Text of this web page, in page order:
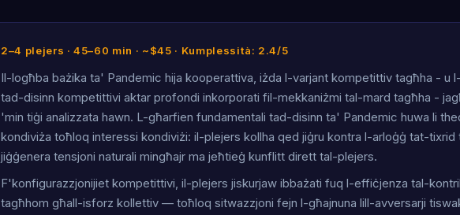
2–4 plejers · 45–60 min · ~$45 · Kumplessità: 2.4/5
Il-logħba bażika ta' Pandemic hija kooperattiva, iżda l-varjant kompetittiv tagħha - u
tad-disinn kompetittivi aktar profondi inkorporati fil-mekkaniżmi tal-mard tagħha -
'min tiġi analizzata hawn. L-għarfien fundamentali tad-disinn ta' Pandemic huwa li
kondiviża toħloq interessi kondiviżi: il-plejers kollha qed jiġru kontra l-arloġġ tat-tixrid
jiġġenera tensjoni naturali mingħajr ma jeħtieġ kunflitt dirett tal-plejers.
F'konfigurazzjonijiet kompetittivi, il-plejers jiskurjaw ibbażati fuq l-effiċjenza tal-
tagħhom għall-isforz kollettiv — toħloq sitwazzjoni fejn l-għajnuna lill-avversarji